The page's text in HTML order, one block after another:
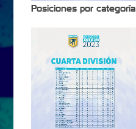
Posiciones por categoría